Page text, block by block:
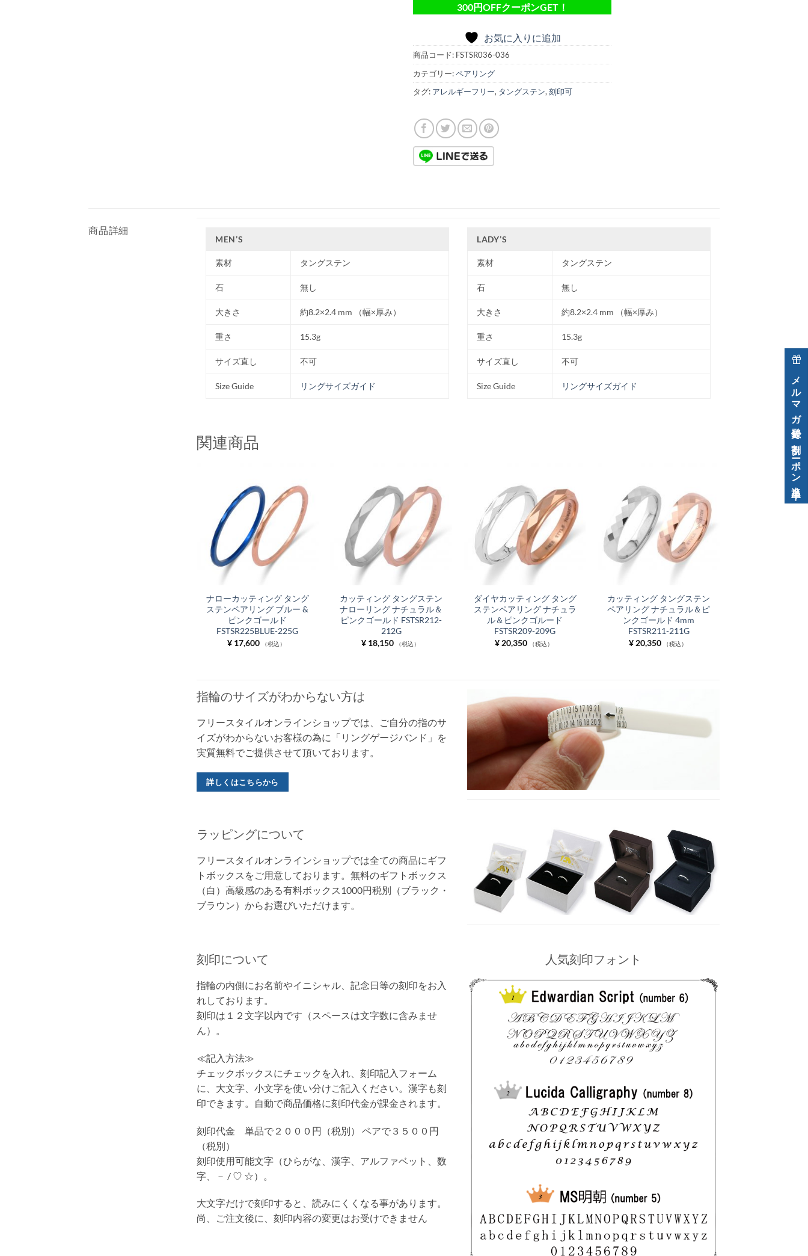
300円OFFクーポンGET！
お気に入りに追加
商品コード: FSTSR036-036
カテゴリー:ペアリング
タグ: アレルギーフリー, タングステン, 刻印可
商品詳細
MEN’S
素材 タングステン
石 無し
大きさ 約8.2×2.4 mm （幅×厚み）
重さ 15.3g
サイズ直し 不可
Size Guide リングサイズガイド
LADY’S
素材 タングステン
石 無し
大きさ 約8.2×2.4 mm （幅×厚み）
重さ 15.3g
サイズ直し 不可
Size Guide リングサイズガイド
関連商品
ナローカッティング タング
ステンペアリング ブルー &
ピンクゴールド
FSTSR225BLUE-225G
¥ 17,600 （税込）
カッティング タングステン
ナローリング ナチュラル＆
ピンクゴールド FSTSR212-
212G
¥18,150 （税込）
ダイヤカッティング タング
ステンペアリング ナチュラ
ル＆ピンクゴルード
FSTSR209-209G
¥ 20,350 （税込）
カッティング タングステン
ペアリング ナチュラル＆ピ
ンクゴールド 4mm
FSTSR211-211G
¥20,350 （税込）
指輪のサイズがわからない方は
フリースタイルオンラインショップでは、ご自分の指のサ
イズがわからないお客様の為に「リングゲージバンド」を
実質無料でご提供させて頂いております。
詳しくはこちらから
ラッピングについて
フリースタイルオンラインショップでは全ての商品にギフ
トボックスをご用意しております。無料のギフトボックス
（白）高級感のある有料ボックス1000円税別（ブラック・
ブラウン）からお選びいただけます。
刻印について
指輪の内側にお名前やイニシャル、記念日等の刻印をお入
れしております。
刻印は１２文字以内です（スペースは文字数に含みませ
ん）。
≪記入方法≫
チェックボックスにチェックを入れ、刻印記入フォーム
に、大文字、小文字を使い分けご記入ください。漢字も刻
印できます。自動で商品価格に刻印代金が課金されます。
刻印代金 単品で２０００円（税別） ペアで３５００円
（税別）
刻印使用可能文字（ひらがな、漢字、アルファベット、数
字、－ / ♡ ☆）。
大文字だけで刻印すると、読みにくくなる事があります。
尚、ご注文後に、刻印内容の変更はお受けできません
人気刻印フォント
メルマガ登録で割引クーポン進呈中！